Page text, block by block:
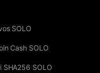
SOLO
Cash SOLO
SHA256 SOLO